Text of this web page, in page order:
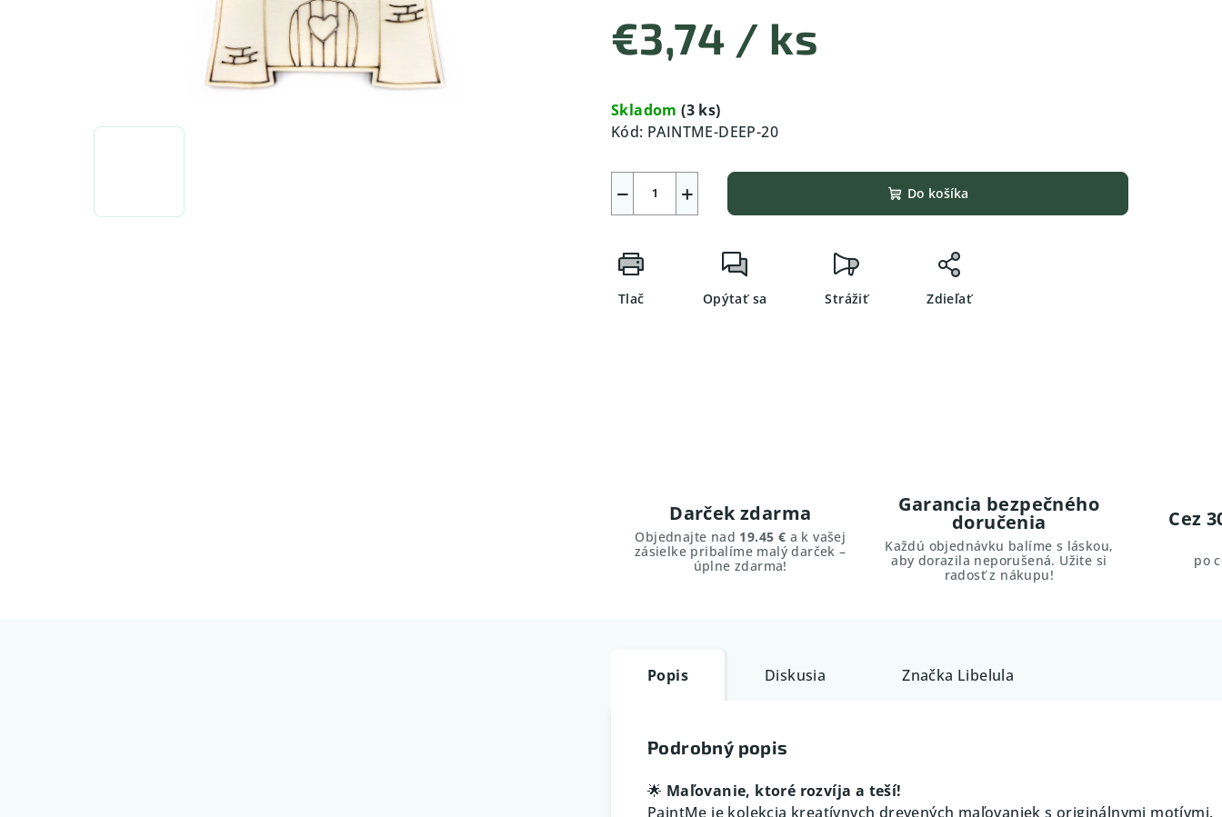
€3,74 / ks
cena:
Skladom(3 ks)
Kód: PAINTME-DEEP-20
+
− Do košíka
Tlač Opýtať sa Strážiť Zdieľať
Darček zdarma
Objednajte nad 19.45 € a k vašej
zásielke pribalíme malý darček –
úplne zdarma!
Garancia bezpečného
doručenia
Každú objednávku balíme s láskou,
aby dorazila neporušená. Užite si
radosť z nákupu!
Cez
po
Popis Diskusia Značka Libelula
Podrobný popis
🌟 Maľovanie, ktoré rozvíja a teší!
PaintMe je kolekcia kreatívnych drevených maľovaniek s originálnymi motívmi.